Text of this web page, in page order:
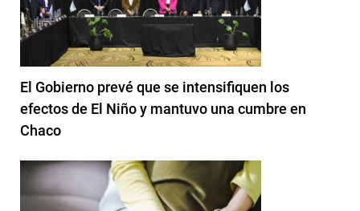
El Gobierno prevé que se intensifiquen los
efectos de El Niño y mantuvo una cumbre en
Chaco